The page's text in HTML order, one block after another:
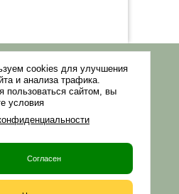
трава, семена газонных
и средства защиты в
cookies для улучшения
и анализа трафика.
пользоваться сайтом, вы
условия
Согласен